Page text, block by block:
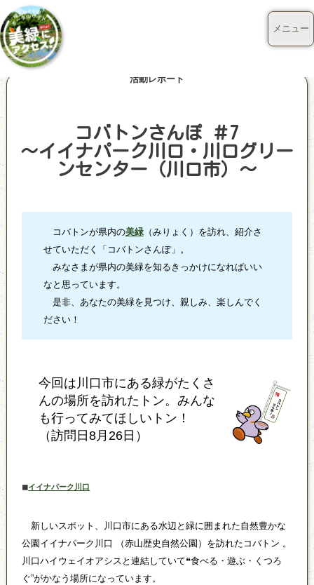
活動レポート
コバトンさんぽ ＃7
～イイナパーク川口・川口グリー
ンセンター（川口市）～
コバトンが県内の美緑（みりょく）を訪れ、紹介さ
せていただく「コバトンさんぽ」。
みなさまが県内の美緑を知るきっかけになればいい
なと思っています。
是非、あなたの美緑を見つけ、親しみ、楽しんでく
ださい！
今回は川口市にある緑がたくさ
んの場所を訪れたトン。みんな
も行ってみてほしいトン！
（訪問日8月26日）
◼イイナパーク川口
新しいスポット、川口市にある水辺と緑に囲まれた自然豊かな
公園イイナパーク川口 （赤山歴史自然公園）を訪れたコバトン 。
川口ハイウェイオアシスと連結していて❝食べる・遊ぶ・くつろ
ぐ”がかなう場所になっています。
メニュー